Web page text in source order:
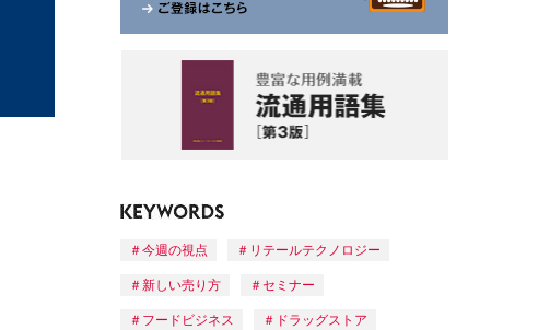
今週の視点 リテールテクノロジー
新しい売り方 セミナー
フードビジネス ドラッグストア